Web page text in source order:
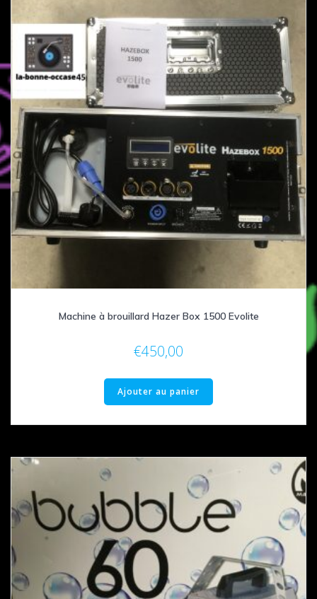
Machine à brouillard Hazer Box 1500 Evolite
€450,00
Ajouter au panier